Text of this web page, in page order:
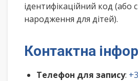
ідентифікаційний код (або
народження для дітей).
Контактна
Телефон для запису: